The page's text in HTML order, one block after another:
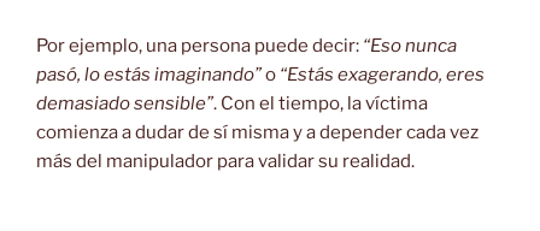
Por ejemplo, una persona puede decir: “Eso nunca
pasó, lo estás imaginando”o “Estás exagerando, eres
demasiado sensible”. Con el tiempo, la víctima
comienza a dudar de sí misma y a depender cada vez
más del manipulador para validar su realidad.